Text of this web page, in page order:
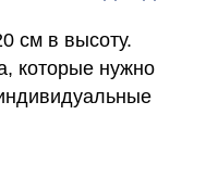
см в высоту.
которые нужно